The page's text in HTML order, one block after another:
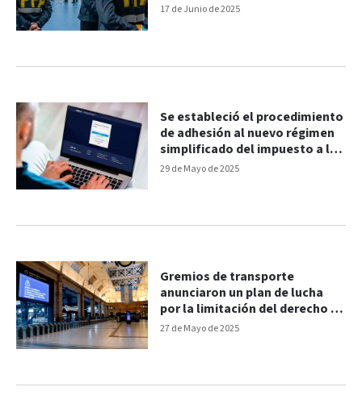
17 de Junio de 2025
29 de Mayo de 2025
Se estableció el procedimiento
de adhesión al nuevo régimen
simplificado del impuesto a las
ganancias
27 de Mayo de 2025
Gremios de transporte
anunciaron un plan de lucha
por la limitación del derecho a
huelga